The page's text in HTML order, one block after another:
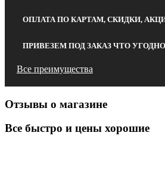
ОПЛАТА ПО КАРТАМ, СКИДКИ,
ПРИВЕЗЕМ ПОД ЗАКАЗ ЧТО УГОДНО
Все преимущества
Отзывы о магазине
Все быстро и цены хорошие